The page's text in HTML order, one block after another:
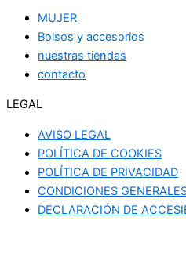
MUJER
Bolsos y accesorios
nuestras tiendas
contacto
LEGAL
AVISO LEGAL
POLÍTICA DE COOKIES
POLÍTICA DE PRIVACIDAD
CONDICIONES
DECLARACIÓN DE